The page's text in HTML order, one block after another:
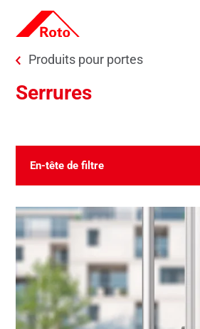
Skip to main content
You are here:
Produits pour portes
Serrures
Du plus récent
En-tête de filtre